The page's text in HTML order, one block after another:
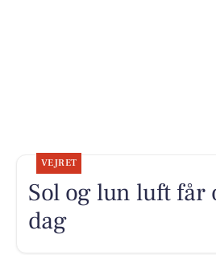
VEJRET
Sol og lun luft får
dag